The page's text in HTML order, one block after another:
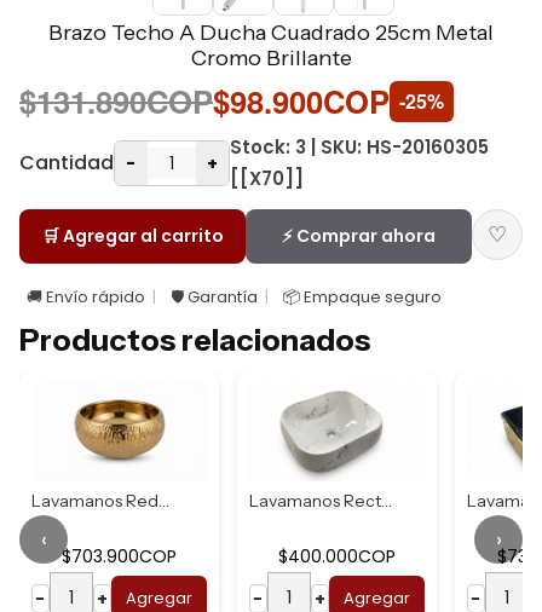
Brazo Techo A Ducha Cuadrado 25cm Metal
Cromo Brillante
$131.890COP$98.900COP -25%
Cantidad - +
Stock: 3 | SKU: HS-20160305
[[X70]]
🛒 Agregar al carrito ⚡ Comprar ahora ♡
🚚 Envío rápido 🛡️ Garantía 📦 Empaque seguro
Productos relacionados
$703.900COP
−
+ Agregar
$400.000COP
−
+ Agregar
−
‹ ›